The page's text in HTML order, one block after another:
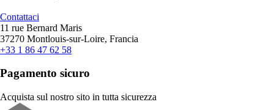
Contattaci
11 rue Bernard Maris
37270 Montlouis-sur-Loire, Francia
+33 1 86 47 62 58
Pagamento sicuro
Acquista sul nostro sito in tutta sicurezza